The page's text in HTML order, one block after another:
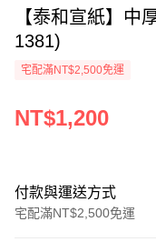
【泰和宣紙】中
1381)
宅配滿NT$2,500免運
NT$1,200
付款與運送方式
宅配滿NT$2,500免運